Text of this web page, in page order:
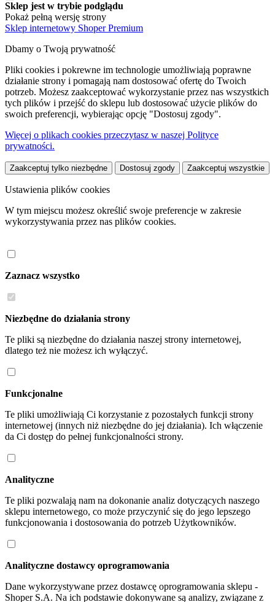
Sklep jest w trybie podglądu
Pokaż pełną wersję strony
Sklep internetowy Shoper Premium
Dbamy o Twoją prywatność
Pliki cookies i pokrewne im technologie umożliwiają poprawne
działanie strony i pomagają nam dostosować ofertę do Twoich
potrzeb. Możesz zaakceptować wykorzystanie przez nas wszystkich
tych plików i przejść do sklepu lub dostosować użycie plików do
swoich preferencji, wybierając opcję "Dostosuj zgody".
Więcej o plikach cookies przeczytasz w naszej Polityce
prywatności.
Zaakceptuj tylko niezbędne Dostosuj zgody Zaakceptuj wszystkie
Ustawienia plików cookies
W tym miejscu możesz określić swoje preferencje w zakresie
wykorzystywania przez nas plików cookies.
Zaznacz wszystko
Niezbędne do działania strony
Te pliki są niezbędne do działania naszej strony internetowej,
dlatego też nie możesz ich wyłączyć.
Funkcjonalne
Te pliki umożliwiają Ci korzystanie z pozostałych funkcji strony
internetowej (innych niż niezbędne do jej działania). Ich włączenie
da Ci dostęp do pełnej funkcjonalności strony.
Analityczne
Te pliki pozwalają nam na dokonanie analiz dotyczących naszego
sklepu internetowego, co może przyczynić się do jego lepszego
funkcjonowania i dostosowania do potrzeb Użytkowników.
Analityczne dostawcy oprogramowania
Dane wykorzystywane przez dostawcę oprogramowania sklepu -
Shoper S.A. Na ich podstawie dokonywane są analizy, związane z